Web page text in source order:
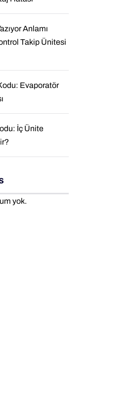
Anlamı
Takip Ünitesi
Evaporatör
İç Ünite
yok.